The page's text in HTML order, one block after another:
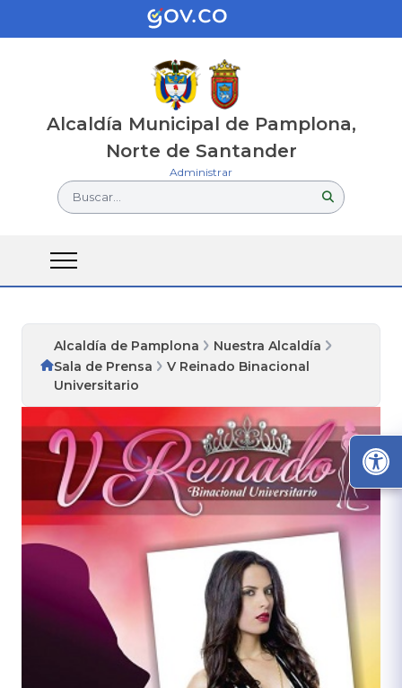
Alcaldía Municipal de Pamplona,
Norte de Santander
Administrar
Buscar...
Alcaldía de Pamplona
Nuestra Alcaldía
Sala de Prensa
V Reinado Binacional
Universitario